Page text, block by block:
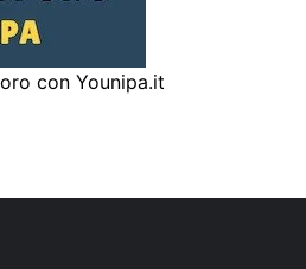
con Younipa.it